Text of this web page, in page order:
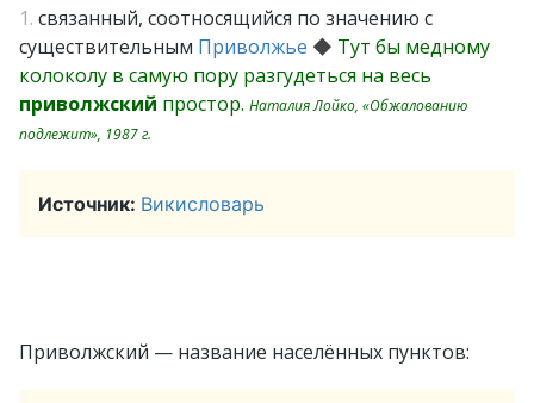
1. связанный, соотносящийся по значению с
существительным Приволжье ◆ Тут бы медному
колоколу в самую пору разгудеться на весь
приволжский простор. Наталия Лойко, «Обжалованию
подлежит», 1987 г.
Источник: Викисловарь
Приволжский — название населённых пунктов: